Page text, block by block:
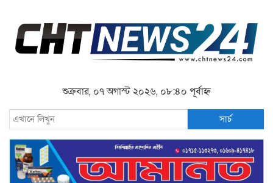
শুক্রবার, ০৭ অগাস্ট ২০২৬, ০৮:৪০ পূর্বাহ্ন
সার্চ